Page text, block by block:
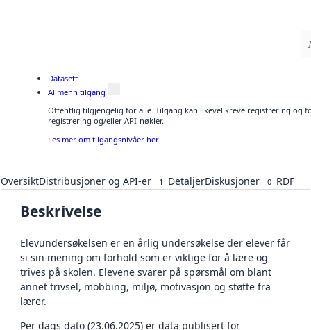
Datasett
Allmenn tilgang
Offentlig tilgjengelig for alle. Tilgang kan likevel kreve registrering og
registrering og/eller API-nøkler.
Les mer om tilgangsnivåer her
OversiktDistribusjoner og API-er 1 DetaljerDiskusjoner 0 RDF
Beskrivelse
Elevundersøkelsen er en årlig undersøkelse der elever får
si sin mening om forhold som er viktige for å lære og
trives på skolen. Elevene svarer på spørsmål om blant
annet trivsel, mobbing, miljø, motivasjon og støtte fra
lærer.
Per dags dato (23.06.2025) er data publisert for